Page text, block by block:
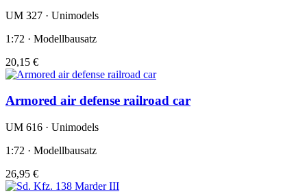
UM 327 · Unimodels
1:72 · Modellbausatz
20,15 €
Armored air defense railroad car
UM 616 · Unimodels
1:72 · Modellbausatz
26,95 €